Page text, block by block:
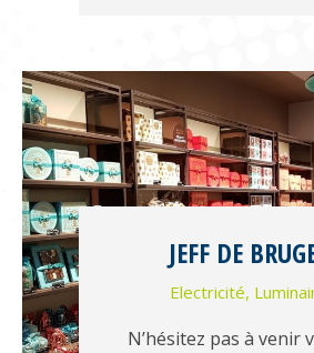
JEFF DE
Electricité,
N’hésitez pas à venir